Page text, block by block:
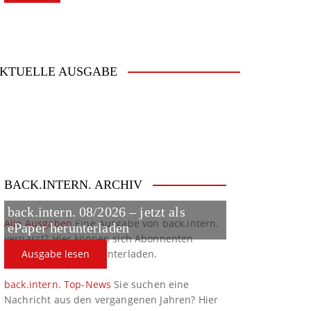
AUSGABE
back.intern. 08/2026 – jetzt als
ePaper herunterladen
Ausgabe lesen
BACK.INTERN. ARCHIV
Alle AusgabenEine Ausgabe von back.intern.
verpasst? Hier können sich Abonnenten
ältere Ausgaben herunterladen.
back.intern. Top-News Sie suchen eine
Nachricht aus den vergangenen Jahren? Hier